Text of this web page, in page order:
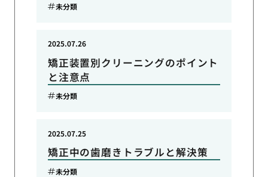
未分類
矯正装置別クリーニングのポイント
と注意点
2025.07.26
未分類
矯正中の歯磨きトラブルと解決策
2025.07.25
未分類